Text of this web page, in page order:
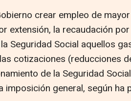
crear empleo de
extensión, la recaudación
Seguridad Social aquellos
cotizaciones (reducciones
de la Seguridad
imposición general, según ha